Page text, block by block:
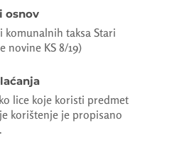
osnov
komunalnih taksa Stari
novine KS 8/19)
lice koje koristi predmet
korištenje je propisano